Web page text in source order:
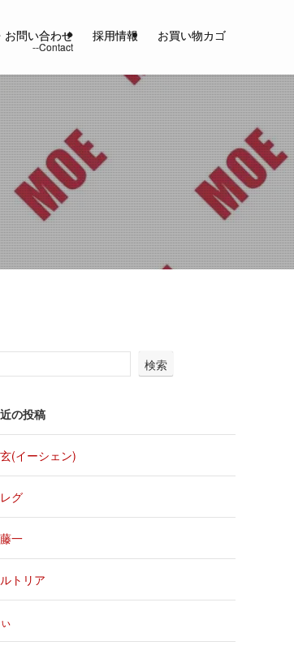
お問い合わせ 採用情報 お買い物カゴ
検索
の投稿
(イーシェン)
グ
一
トリア